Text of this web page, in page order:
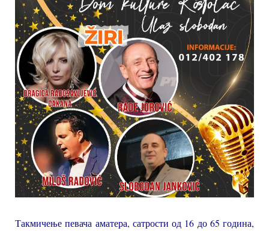
Такмичење певача аматера, сатрости од 16 до 65 година,